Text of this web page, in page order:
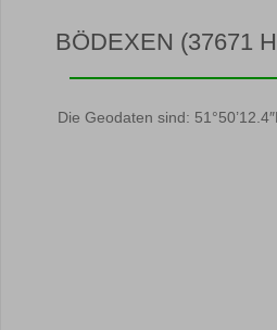
BÖDEXEN (37671
Die Geodaten sind: